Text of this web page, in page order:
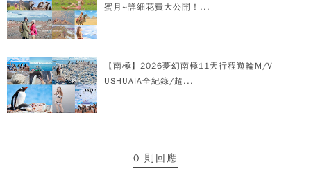
蜜月~詳細花費大公開！...
【南極】2026夢幻南極11天行程遊輪M/V
USHUAIA全紀錄/超...
0 則回應